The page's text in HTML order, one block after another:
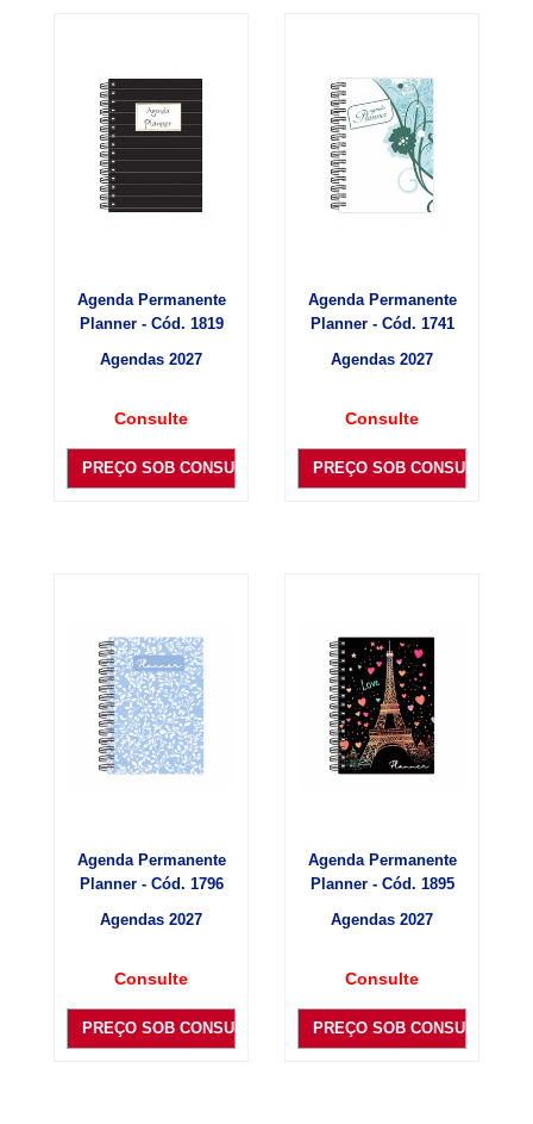
Agenda Permanente
Planner - Cód. 1819
Agendas 2027
Consulte
PREÇO SOB CONSULTA
Agenda Permanente
Planner - Cód. 1741
Agendas 2027
Consulte
PREÇO SOB CONSULTA
Agenda Permanente
Planner - Cód. 1796
Agendas 2027
Consulte
PREÇO SOB CONSULTA
Agenda Permanente
Planner - Cód. 1895
Agendas 2027
Consulte
PREÇO SOB CONSULTA